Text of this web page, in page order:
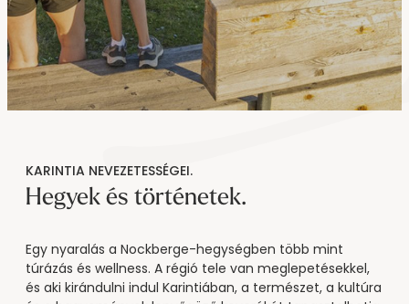
----
KARINTIA NEVEZETESSÉGEI.
Hegyek és történetek.
Egy nyaralás a Nockberge-hegységben több mint
túrázás és wellness. A régió tele van meglepetésekkel,
és aki kirándulni indul Karintiában, a természet, a kultúra